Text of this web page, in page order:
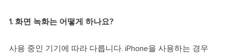
1. 화면 녹화는 어떻게 하나요?
사용 중인 기기에 따라 다릅니다. iPhone을 사용하는 경우